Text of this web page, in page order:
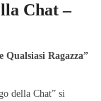
Chat –
Ragazza”
della Chat” si